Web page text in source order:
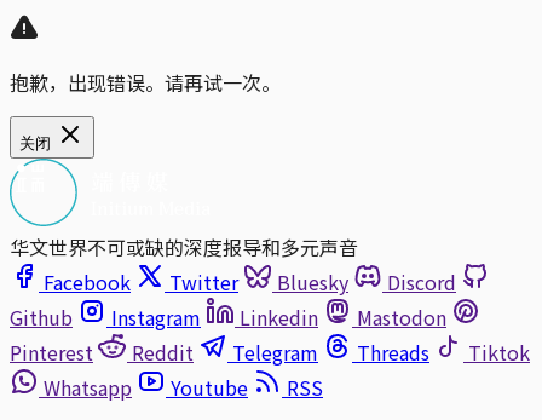
抱歉，出现错误。请再试一次。
关闭
华文世界不可或缺的深度报导和多元声音
Facebook
Twitter Bluesky
Discord
Github
Instagram Linkedin
Mastodon
Pinterest
Reddit Telegram Threads
Tiktok
Whatsapp
Youtube
RSS